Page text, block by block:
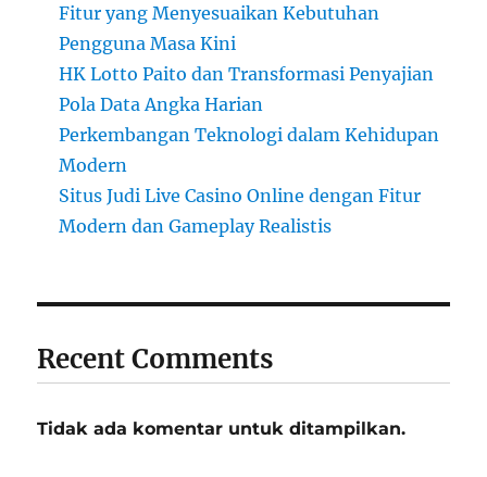
Fitur yang Menyesuaikan Kebutuhan
Pengguna Masa Kini
HK Lotto Paito dan Transformasi Penyajian
Pola Data Angka Harian
Perkembangan Teknologi dalam Kehidupan
Modern
Situs Judi Live Casino Online dengan Fitur
Modern dan Gameplay Realistis
Recent Comments
Tidak ada komentar untuk ditampilkan.